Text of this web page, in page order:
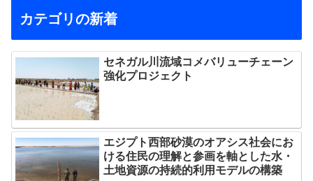
カテゴリの新着
セネガル川流域コメバリューチェーン
強化プロジェクト
エジプト西部砂漠のオアシス社会にお
ける住民の理解と参画を軸とした水・
土地資源の持続的利用モデルの構築